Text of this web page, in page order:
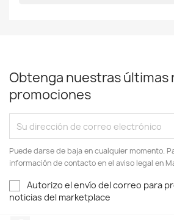
Obtenga nuestras últimas
promociones
Puede darse de baja en cualquier momento.
información de contacto en el aviso legal en
Autorizo el envío del correo para
noticias del marketplace